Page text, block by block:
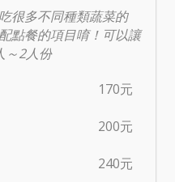
很多不同種類蔬菜的
點餐的項目唷！可以讓
～2人份
170元
200元
240元